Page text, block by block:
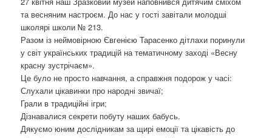
о
з
п
и
а
х
та весняним настроєм. До нас у гості завітали молодші
школярі школи № 213.
Разом із неймовірною Євгенією Тарасенко дітлахи поринули
у світ українських традицій на тематичному заході «Весну
красну зустрічаєм».
Це було не просто навчання, а справжня подорож у часі:
Слухали цікавинки про народні звичаї;
Грали в традиційні ігри;
Дізнавалися секрети побуту наших бабусь.
Дякуємо юним дослідникам за щирі емоції та цікавість до